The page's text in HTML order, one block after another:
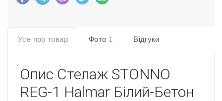
Усе про товар Фото 1 Відгуки
Опис Стелаж STONNO
REG-1 Halmar Білий-Бетон